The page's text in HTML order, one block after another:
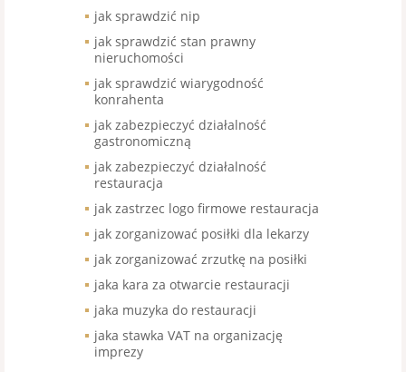
jak sprawdzić nip
jak sprawdzić stan prawny
nieruchomości
jak sprawdzić wiarygodność
konrahenta
jak zabezpieczyć działalność
gastronomiczną
jak zabezpieczyć działalność
restauracja
jak zastrzec logo firmowe restauracja
jak zorganizować posiłki dla lekarzy
jak zorganizować zrzutkę na posiłki
jaka kara za otwarcie restauracji
jaka muzyka do restauracji
jaka stawka VAT na organizację
imprezy